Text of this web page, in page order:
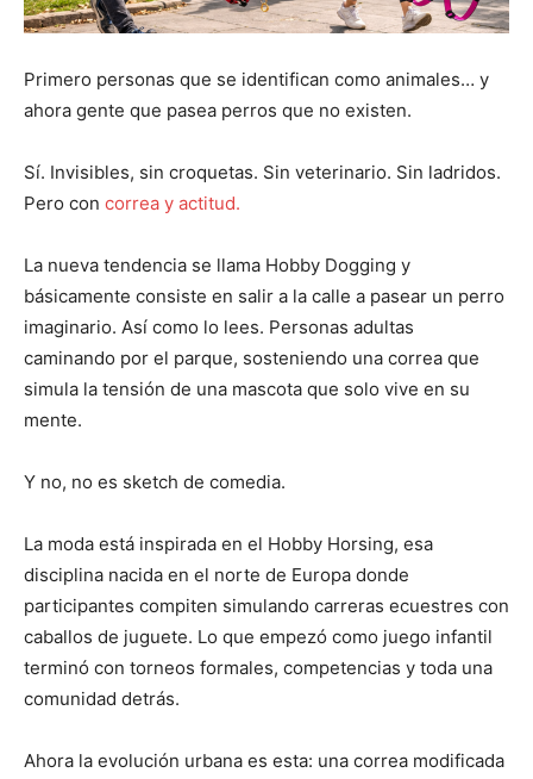
Primero personas que se identifican como animales… y
ahora gente que pasea perros que no existen.
Sí. Invisibles, sin croquetas. Sin veterinario. Sin ladridos.
Pero con correa y actitud.
La nueva tendencia se llama Hobby Dogging y
básicamente consiste en salir a la calle a pasear un perro
imaginario. Así como lo lees. Personas adultas
caminando por el parque, sosteniendo una correa que
simula la tensión de una mascota que solo vive en su
mente.
Y no, no es sketch de comedia.
La moda está inspirada en el Hobby Horsing, esa
disciplina nacida en el norte de Europa donde
participantes compiten simulando carreras ecuestres con
caballos de juguete. Lo que empezó como juego infantil
terminó con torneos formales, competencias y toda una
comunidad detrás.
Ahora la evolución urbana es esta: una correa modificada